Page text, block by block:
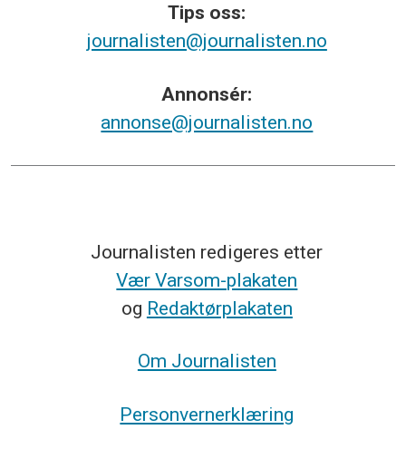
Tips oss:
journalisten@journalisten.no
Annonsér:
annonse@journalisten.no
Journalisten redigeres etter
Vær Varsom-plakaten
og Redaktørplakaten
Om Journalisten
Personvernerklæring